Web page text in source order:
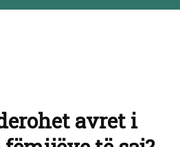
avret i